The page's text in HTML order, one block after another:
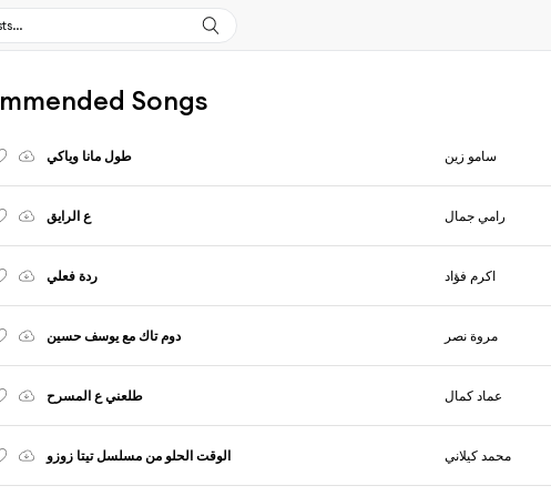
Songs
طول مانا وياكي سامو زين
ع الرايق رامي جمال
ردة فعلي اكرم فؤاد
دوم تاك مع يوسف حسين مروة نصر
طلعني ع المسرح عماد كمال
الوقت الحلو من مسلسل تيتا زوزو محمد كيلاني